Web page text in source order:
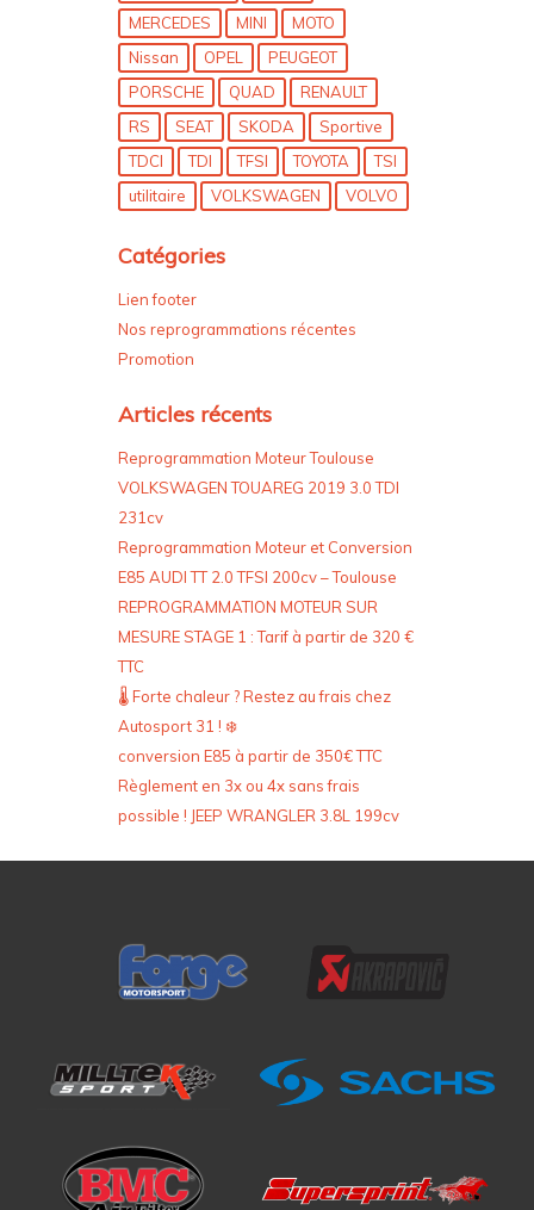
MERCEDES
MINI
MOTO
Nissan
OPEL
PEUGEOT
PORSCHE
QUAD
RENAULT
RS
SEAT SKODA
Sportive
TDCI
TDI TFSI TOYOTA
TSI
utilitaire
VOLKSWAGEN VOLVO
Catégories
Lien footer
Nos reprogrammations récentes
Promotion
Articles récents
Reprogrammation Moteur Toulouse
VOLKSWAGEN TOUAREG 2019 3.0 TDI
231cv
Reprogrammation Moteur et Conversion
E85 AUDI TT 2.0 TFSI 200cv – Toulouse
REPROGRAMMATION MOTEUR SUR
MESURE STAGE 1 : Tarif à partir de 320 €
TTC
🌡️ Forte chaleur ? Restez au frais chez
Autosport 31 ! ❄️
conversion E85 à partir de 350€ TTC
Règlement en 3x ou 4x sans frais
possible ! JEEP WRANGLER 3.8L 199cv